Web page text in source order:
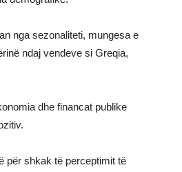
nga sezonaliteti, mungesa e
ndaj vendeve si Greqia,
dhe financat publike
për shkak të perceptimit të